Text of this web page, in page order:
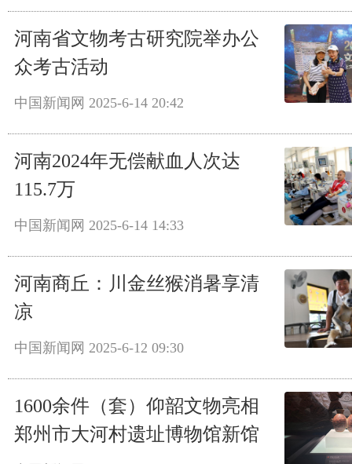
河南省文物考古研究院举办公
众考古活动
中国新闻网 2025-6-14 20:42
河南2024年无偿献血人次达
115.7万
中国新闻网 2025-6-14 14:33
河南商丘：川金丝猴消暑享清
凉
中国新闻网 2025-6-12 09:30
1600余件（套）仰韶文物亮相
郑州市大河村遗址博物馆新馆